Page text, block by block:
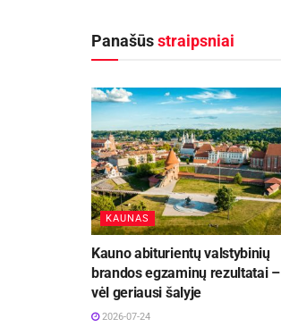
Panašūsstraipsniai
KAUNAS
Kauno abiturientų valstybinių
brandos egzaminų rezultatai –
vėl geriausi šalyje
2026-07-24